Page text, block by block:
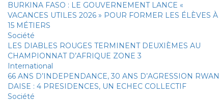
BURKINA FASO : LE GOUVERNEMENT LANCE «
VACANCES UTILES 2026 » POUR FORMER LES ÉLÈVES À
15 MÉTIERS
Société
LES DIABLES ROUGES TERMINENT DEUXIÈMES AU
CHAMPIONNAT D’AFRIQUE ZONE 3
International
66 ANS D’INDEPENDANCE, 30 ANS D’AGRESSION RWAN
DAISE : 4 PRESIDENCES, UN ECHEC COLLECTIF
Société